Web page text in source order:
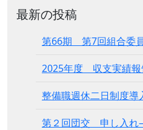
最新の投稿
第66期 第7回組合委
2025年度 収支実績報
整備職週休二日制度導
第２回団交 申し入れ